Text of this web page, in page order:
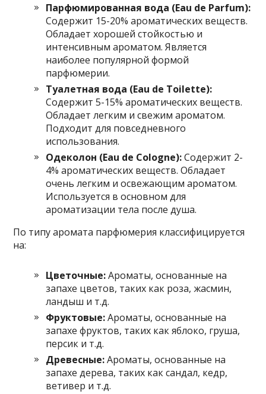
Парфюмированная вода (Eau de Parfum):
Содержит 15-20% ароматических веществ.
Обладает хорошей стойкостью и
интенсивным ароматом. Является
наиболее популярной формой
парфюмерии.
Туалетная вода (Eau de Toilette):
Содержит 5-15% ароматических веществ.
Обладает легким и свежим ароматом.
Подходит для повседневного
использования.
Одеколон (Eau de Cologne):Содержит 2-
4% ароматических веществ. Обладает
очень легким и освежающим ароматом.
Используется в основном для
ароматизации тела после душа.
По типу аромата парфюмерия классифицируется
на:
Цветочные:Ароматы, основанные на
запахе цветов, таких как роза, жасмин,
ландыш и т.д.
Фруктовые:Ароматы, основанные на
запахе фруктов, таких как яблоко, груша,
персик и т.д.
Древесные:Ароматы, основанные на
запахе дерева, таких как сандал, кедр,
ветивер и т.д.